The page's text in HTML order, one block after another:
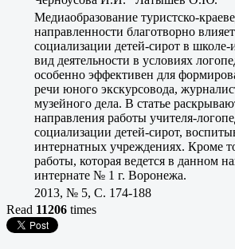
Медиаобразование туристско-
направленности благотворно
социализации детей-сирот в
вид деятельности в условиях
особенно эффективен для
речи юного экскурсовода,
музейного дела. В статье
направления работы учителя-
социализации детей-сирот,
интернатных учреждениях. Кроме
работы, которая ведется в данном
интернате № 1 г. Воронежа.
2013, № 5, C. 174-188
Read 11206 times